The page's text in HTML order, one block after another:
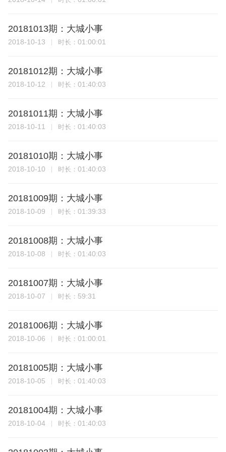
20181013期：大城小事
2018-10-13 时长： 01:00:01
20181012期：大城小事
2018-10-12 时长： 01:40:03
20181011期：大城小事
2018-10-11 时长： 01:40:03
20181010期：大城小事
2018-10-10 时长： 01:40:03
20181009期：大城小事
2018-10-09 时长： 01:39:33
20181008期：大城小事
2018-10-08 时长： 01:40:03
20181007期：大城小事
2018-10-07 时长： 59:31
20181006期：大城小事
2018-10-06 时长： 01:00:01
20181005期：大城小事
2018-10-05 时长： 01:40:03
20181004期：大城小事
2018-10-04 时长： 01:40:03